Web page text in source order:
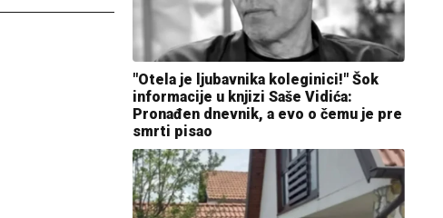
"Otela je ljubavnika koleginici!" Šok
informacije u knjizi Saše Vidića:
Pronađen dnevnik, a evo o čemu je pre
smrti pisao